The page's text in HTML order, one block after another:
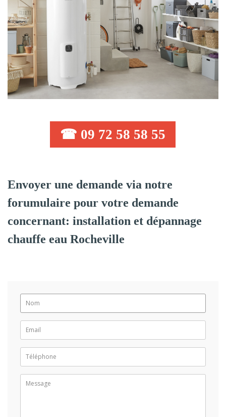
☎ 09 72 58 58 55
Envoyer une demande via notre
forumulaire pour votre demande
concernant: installation et dépannage
chauffe eau Rocheville